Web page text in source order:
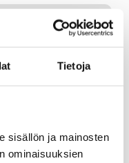
Tietoja
sisällön ja mainosten
ominaisuuksien
vivulla